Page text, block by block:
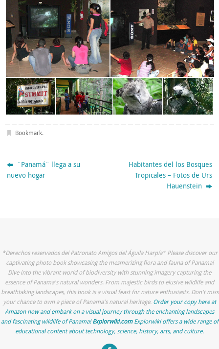
Bookmark.
¨Panamá¨ llega a su
nuevo hogar
Habitantes del los Bosques
Tropicales – Fotos de Urs
Hauenstein
*Derechos reservados del Patronato Amigos del Águila Harpía* Please discover our
captivating photo book showcasing the mesmerizing flora and fauna of Panama!
Dive into the vibrant world of biodiversity with stunning imagery capturing the
essence of Panama's natural wonders. From majestic birds to elusive wildlife and
breathtaking landscapes, this book is a visual feast for nature enthusiasts. Don't miss
your chance to own a piece of Panama's natural heritage. Order your copy here at
Amazon now and embark on a visual journey through the enchanting landscapes
and fascinating wildlife of Panama! Explorwiki.com Explorwiki offers a wide range of
educational content about technology, science, history, arts, and culture.